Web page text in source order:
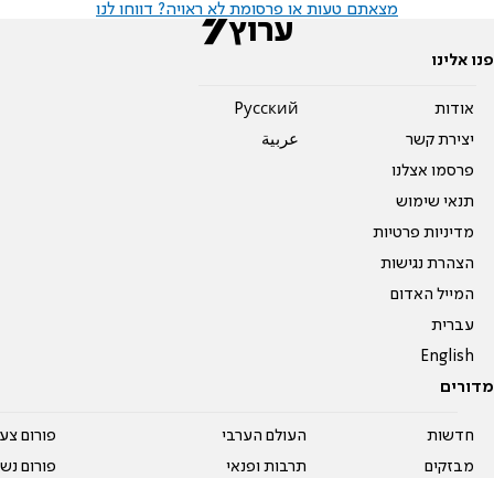
מצאתם טעות או פרסומת לא ראויה? דווחו לנו
פנו אלינו
אודות
יצירת קשר
פרסמו אצלנו
תנאי שימוש
מדיניות פרטיות
הצהרת נגישות
המייל האדום
עברית
English
Pусский
عربية
מדורים
חדשות
מבזקים
העולם הערבי
תרבות ופנאי
פורום
פורום